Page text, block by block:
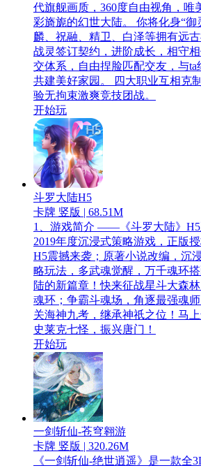
代旗舰画质，360度自由视角，唯
彩旖旎的幻世大陆。 你将化身“御
麟、祝融、精卫、白泽等拥有远
战灵签订契约，进阶成长，相守
交体系，自由捏脸匹配交友，与ta
共建美好家园。 四大职业互相克
验无拘束激爽竞技团战。
开始玩
斗罗大陆H5
卡牌 竖版 | 68.51M
1、游戏简介 ——《斗罗大陆》
2019年度沉浸式策略游戏，正版
H5震撼来袭；原著小说改编，沉
略玩法，多武魂觉醒，万千魂环
陆的新篇章！快来征战星斗大森
魂环；争霸斗魂场，角逐最强魂
关海神九考，继承神祇之位！马
史莱克七怪，振兴唐门！
开始玩
一剑斩仙-苍穹翱游
卡牌 竖版 | 320.26M
《一剑斩仙-绝世逍遥》是一款全